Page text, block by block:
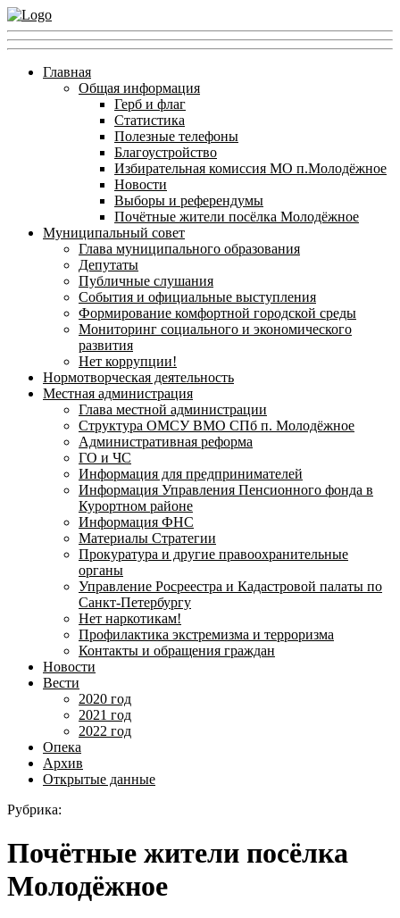
Главная
Общая информация
Герб и флаг
Статистика
Полезные телефоны
Благоустройство
Избирательная комиссия МО п.Молодёжное
Новости
Выборы и референдумы
Почётные жители посёлка Молодёжное
Муниципальный совет
Глава муниципального образования
Депутаты
Публичные слушания
События и официальные выступления
Формирование комфортной городской среды
Мониторинг социального и экономического
развития
Нет коррупции!
Нормотворческая деятельность
Местная администрация
Глава местной администрации
Структура ОМСУ ВМО СПб п. Молодёжное
Административная реформа
ГО и ЧС
Информация для предпринимателей
Информация Управления Пенсионного фонда в
Курортном районе
Информация ФНС
Материалы Стратегии
Прокуратура и другие правоохранительные
органы
Управление Росреестра и Кадастровой палаты по
Санкт-Петербургу
Нет наркотикам!
Профилактика экстремизма и терроризма
Контакты и обращения граждан
Новости
Вести
2020 год
2021 год
2022 год
Опека
Архив
Открытые данные
Рубрика:
Почётные жители посёлка
Молодёжное